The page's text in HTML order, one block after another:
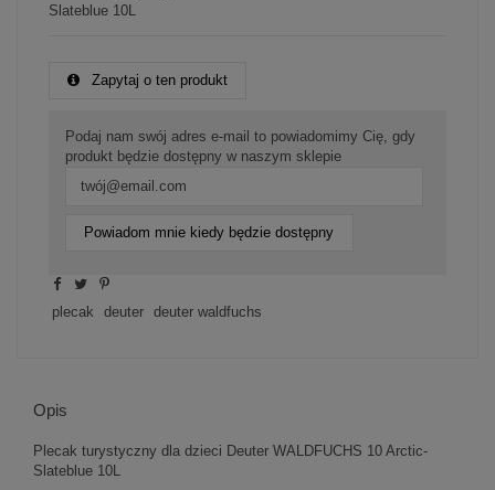
Slateblue 10L
Zapytaj o ten produkt
Podaj nam swój adres e-mail to powiadomimy Cię, gdy
produkt będzie dostępny w naszym sklepie
Powiadom mnie kiedy będzie dostępny
plecak deuter deuter waldfuchs
Opis
Plecak turystyczny dla dzieci Deuter WALDFUCHS 10 Arctic-
Slateblue 10L